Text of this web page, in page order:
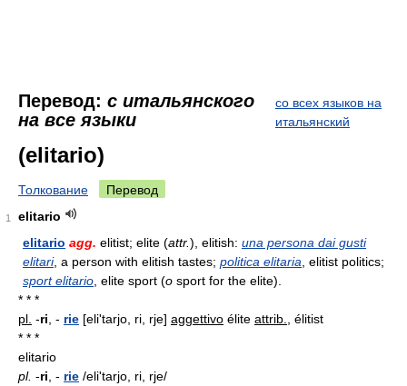
Перевод: с итальянского
на все языки
со всех языков на
итальянский
(elitario)
Толкование Перевод
1
elitario
elitario agg. elitist; elite (attr.), elitish: una persona dai gusti
elitari, a person with elitish tastes; politica elitaria , elitist politics;
sport elitario , elite sport (o sport for the elite).
* * *
pl. -ri - rie [eli'tarjo, ri, rje] aggettivo élite attrib.
, élitist
* * *
elitario
pl. -ri , - rie /eli'tarjo, ri, rje/